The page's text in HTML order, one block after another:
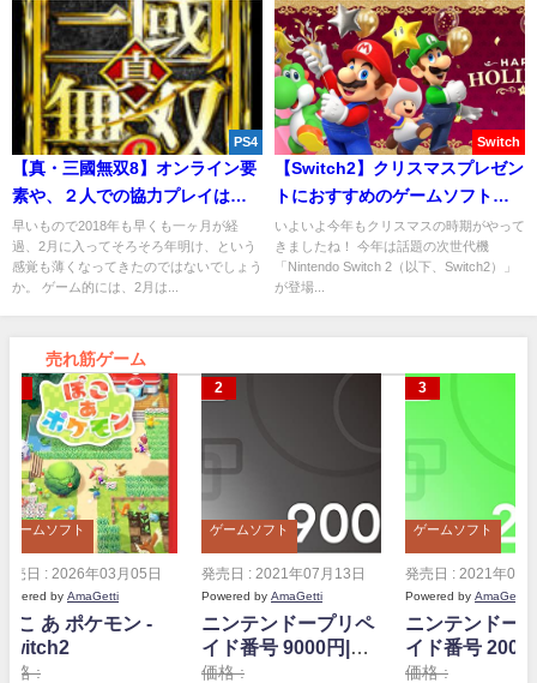
PS4
【真・三國無双8】オンライン要
素や、２人での協力プレイは不
可能？
早いもので2018年も早くも一ヶ月が経
過、2月に入ってそろそろ年明け、という
感覚も薄くなってきたのではないでしょう
か。 ゲーム的には、2月は...
Switch
【Switch2】クリスマスプレゼン
トにおすすめのゲームソフト６
選！
いよいよ今年もクリスマスの時期がやって
きましたね！ 今年は話題の次世代機
「Nintendo Switch 2（以下、Switch2）」
が登場...
売れ筋ゲーム
ゲームソフト
売日 : 2026年03月05日
by AmaGetti
こ あ ポケモン -
格 :
ゲームソフト
発売日 : 2021年07月13日
Powered by AmaGetti
ニンテンドープリペ
イド番号 9000円|オ
ンラインコード版
価格 :
ゲームソフト
発売日 : 2021年07
Powered by AmaGetti
ニンテンドー
イド番号 2000
ンラインコー
価格 :